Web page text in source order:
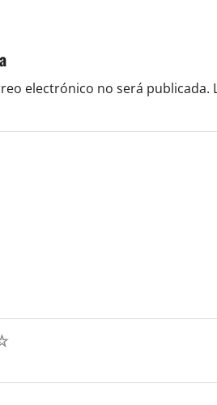
electrónico no será publicada.